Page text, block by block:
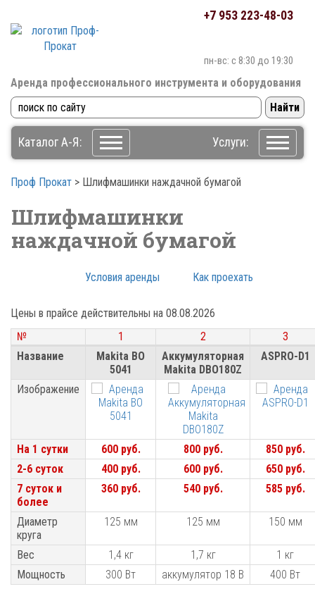
Аренда профессионального инструмента и оборудования
+7 953 223-48-03
пн-вс: c 8:30 до 19:30
Каталог А-Я: Услуги:
Проф Прокат > Шлифмашинки наждачной бумагой
Шлифмашинки
наждачной бумагой
Условия аренды Как проехать
Цены в прайсе действительны на 08.08.2026
№
1 2
3
№
1 2 3
Название
Makita BO
5041
Аккумуляторная
Makita DBO180Z
ASPRO-D1
Изображение
На 1 сутки 600 руб. 800 руб.
850 руб.
2-6 суток
400 руб. 600 руб.
650 руб.
7 суток и
более
360 руб. 540 руб. 585 руб.
Диаметр
круга
125 мм 125 мм 150 мм
Вес 1,4 кг 1,7 кг
1 кг
Мощность
300 Вт аккумулятор 18 В 400 Вт
№
Название
Изображение
На 1 сутки
2-6 суток
7 суток и
более
Диаметр
круга
Вес
Мощность